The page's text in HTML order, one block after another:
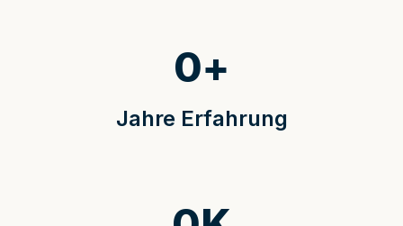
Jahre Erfahrung
0+